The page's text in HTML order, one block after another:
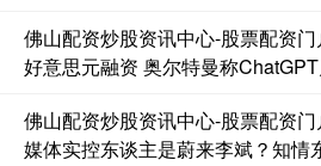
国债指数 229.65
佛山配资炒股资讯中心-股票配资
好意思元融资 奥尔特曼称
佛山配资炒股资讯中心-股票配资
媒体实控东谈主是蔚来李斌？知情